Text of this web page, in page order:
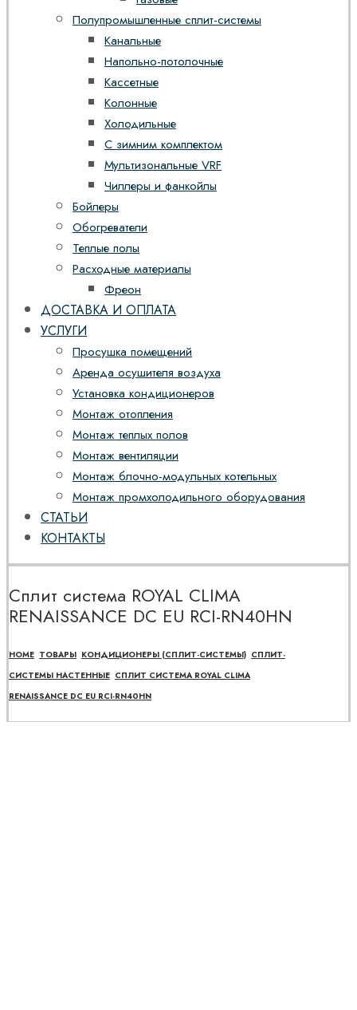
Полупромышленные сплит-системы
Канальные
Напольно-потолочные
Кассетные
Колонные
Холодильные
С зимним комплектом
Мультизональные VRF
Чиллеры и фанкойлы
Бойлеры
Обогреватели
Теплые полы
Расходные материалы
Фреон
ДОСТАВКА И ОПЛАТА
УСЛУГИ
Просушка помещений
Аренда осушителя воздуха
Установка кондиционеров
Монтаж отопления
Монтаж теплых полов
Монтаж вентиляции
Монтаж блочно-модульных котельных
Монтаж промхолодильного оборудования
СТАТЬИ
КОНТАКТЫ
Сплит система ROYAL CLIMA
RENAISSANCE DC EU RCI-RN40HN
HOME ТОВАРЫ КОНДИЦИОНЕРЫ (СПЛИТ-СИСТЕМЫ) СПЛИТ-
СИСТЕМЫ НАСТЕННЫЕ СПЛИТ СИСТЕМА ROYAL CLIMA
RENAISSANCE DC EU RCI-RN40HN